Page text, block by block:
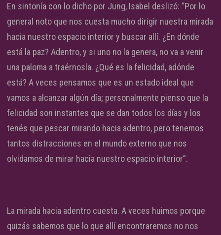
En sintonía con lo dicho por Jung, Isabel deslizó: “Por lo
general noto que nos cuesta mucho dirigir nuestra mirada
hacia nuestro espacio interior y buscar allí. ¿En dónde
está la paz? Adentro, y si uno no la genera, no va a venir
una paloma a traérnosla. ¿Qué es la felicidad, adónde
está? A veces pensamos que es un estado ideal que
vamos a alcanzar algún día; personalmente pienso que la
felicidad son instantes que se dan todos los días y los
tenés que pescar mirando hacia adentro, pero tenemos
tantos distracciones en el mundo externo que nos
olvidamos de mirar hacia nuestro espacio interior”.
La mirada hacia adentro cuesta. A veces huimos porque
quizás sabemos que lo que allí encontraremos no nos